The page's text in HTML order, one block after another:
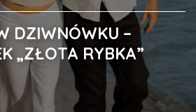
DZIWNÓWKU –
„ZŁOTA RYBKA”